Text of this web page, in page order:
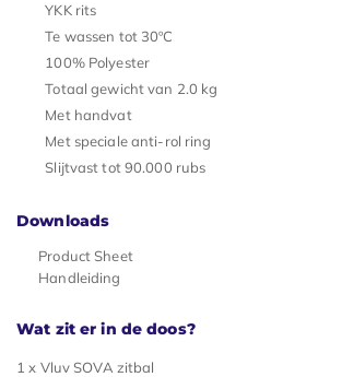
YKK rits
Te wassen tot 30ºC
100% Polyester
Totaal gewicht van 2.0 kg
Met handvat
Met speciale anti-rol ring
Slijtvast tot 90.000 rubs
Downloads
Product Sheet
Handleiding
Wat zit er in de doos?
1 x Vluv SOVA zitbal